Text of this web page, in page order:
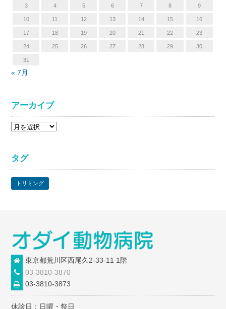
3 4 5 6 7 8 9
10 11 12 13 14 15 16
17 18 19 20 21 22 23
24 25 26 27 28 29 30
31
« 7月
アーカイブ
ア
イ
タグ
トリミング
東京都荒川区西尾久2-33-11 1階
03-3810-3870
03-3810-3873
休診日：日曜・祭日